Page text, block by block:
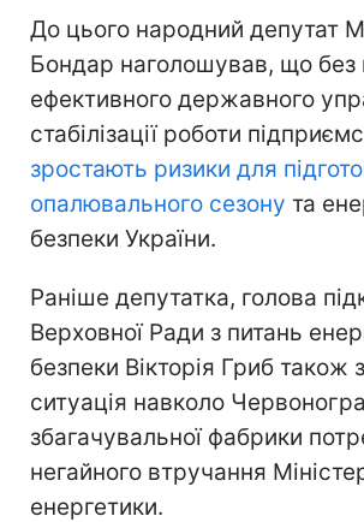
До цього народний депутат
Бондар наголошував, що без
ефективного державного
стабілізації роботи
зростають ризики для
опалювального сезону та
безпеки України.
Раніше депутатка, голова
Верховної Ради з питань
безпеки Вікторія Гриб також
ситуація навколо
збагачувальної фабрики
негайного втручання
енергетики.